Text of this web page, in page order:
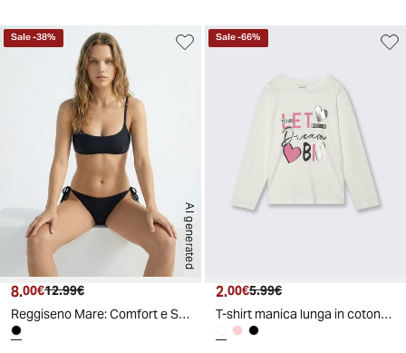
AI generated
Sale-38%
Prezzo attuale
8.00€ Prezzo originale
12.99€
Reggiseno Mare: Comfort e Stile al Sole - Nero
Sale-66%
Prezzo attuale
2.00€ Prezzo originale
5.99€
T-shirt manica lunga in cotone per bambina - Bianco latte